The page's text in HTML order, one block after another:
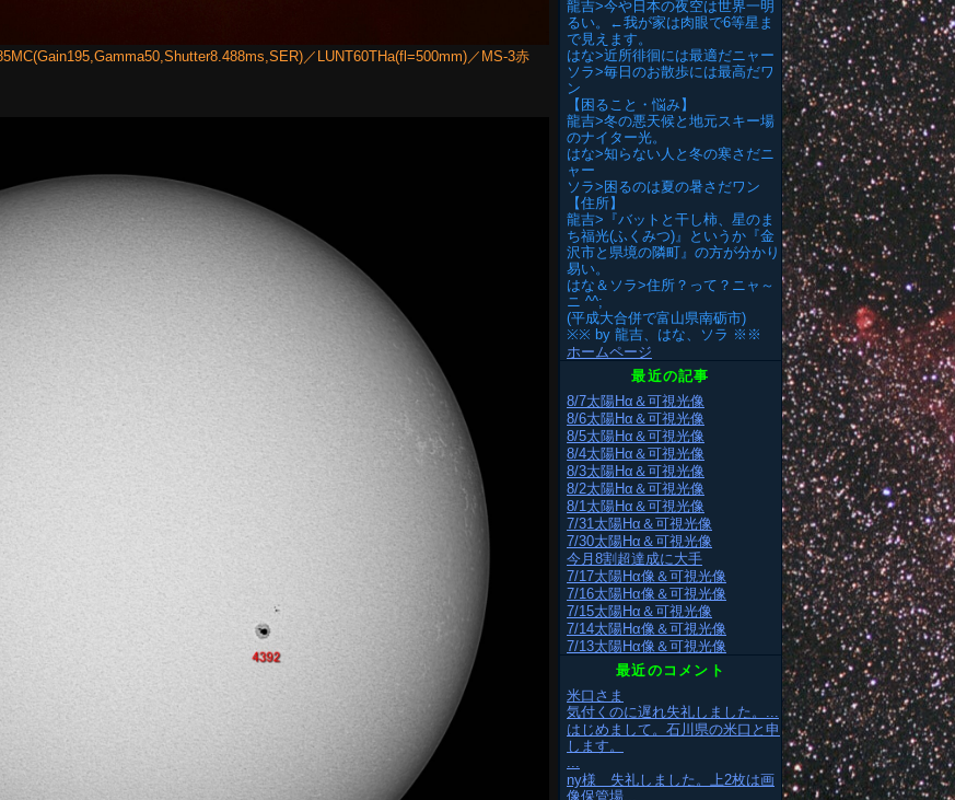
／LUNT60THa(fl=500mm)／MS-3赤
龍吉>今や日本の夜空は世界一明
るい。←我が家は肉眼で6等星ま
で見えます。
はな>近所徘徊には最適だニャー
ソラ>毎日のお散歩には最高だワ
ン
【困ること・悩み】
龍吉>冬の悪天候と地元スキー場
のナイター光。
はな>知らない人と冬の寒さだニ
ャー
ソラ>困るのは夏の暑さだワン
【住所】
龍吉>『バットと干し柿、星のま
ち福光(ふくみつ)』というか『金
沢市と県境の隣町』の方が分かり
易い。
はな＆ソラ>住所？って？ニャ～
ニ ^^;
(平成大合併で富山県南砺市)
※※ by 龍吉、はな、ソラ ※※
ホームページ
最近の記事
8/7太陽Hα＆可視光像
8/6太陽Hα＆可視光像
8/5太陽Hα＆可視光像
8/4太陽Hα＆可視光像
8/3太陽Hα＆可視光像
8/2太陽Hα＆可視光像
8/1太陽Hα＆可視光像
7/31太陽Hα＆可視光像
7/30太陽Hα＆可視光像
今月8割超達成に大手
7/17太陽Hα像＆可視光像
7/16太陽Hα像＆可視光像
7/15太陽Hα＆可視光像
7/14太陽Hα像＆可視光像
7/13太陽Hα像＆可視光像
最近のコメント
米口さま
気付くのに遅れ失礼しました。...
はじめまして。石川県の米口と申
します。
...
ny様 失礼しました。上2枚は画
像保管場...